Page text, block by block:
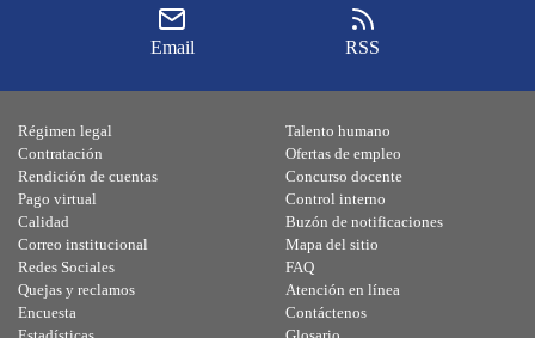
Email RSS
Régimen legal
Contratación
Rendición de cuentas
Pago virtual
Calidad
Talento humano
Ofertas de empleo
Concurso docente
Control interno
Buzón de notificaciones
Correo institucional
Redes Sociales
Quejas y reclamos
Encuesta
Mapa del sitio
FAQ
Atención en línea
Contáctenos